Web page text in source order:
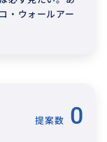
・ウォールアー
提案数 0